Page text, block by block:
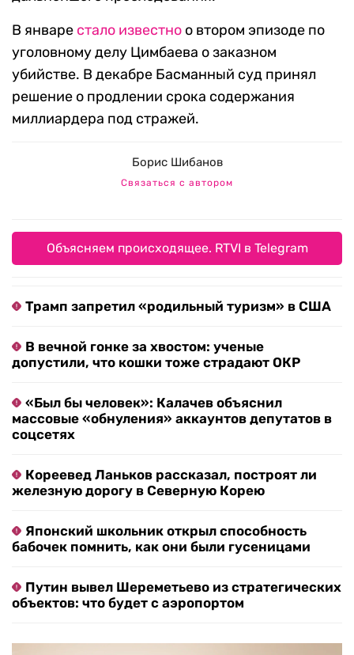
В январе стало известно о втором эпизоде по
уголовному делу Цимбаева о заказном
убийстве. В декабре Басманный суд принял
решение о продлении срока содержания
миллиардера под стражей.
Борис Шибанов
Связаться с автором
Объясняем происходящее. RTVI в Telegram
Трамп запретил «родильный туризм» в США
В вечной гонке за хвостом: ученые
допустили, что кошки тоже страдают ОКР
«Был бы человек»: Калачев объяснил
массовые «обнуления» аккаунтов депутатов в
соцсетях
Кореевед Ланьков рассказал, построят ли
железную дорогу в Северную Корею
Японский школьник открыл способность
бабочек помнить, как они были гусеницами
Путин вывел Шереметьево из стратегических
объектов: что будет с аэропортом